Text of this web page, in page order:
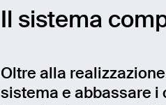
Il sistema
Oltre alla
sistema e abbassare i